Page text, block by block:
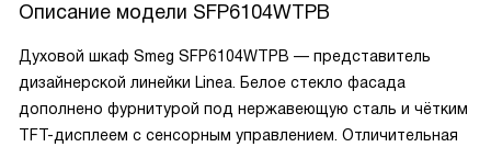
Описание модели SFP6104WTPB
Духовой шкаф Smeg SFP6104WTPB — представитель
дизайнерской линейки Linea. Белое стекло фасада
дополнено фурнитурой под нержавеющую сталь и чётким
TFT-дисплеем с сенсорным управлением. Отличительная